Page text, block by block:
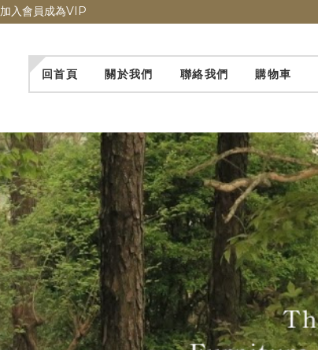
加入會員成為VIP
回首頁 關於我們 聯絡我們 購物車